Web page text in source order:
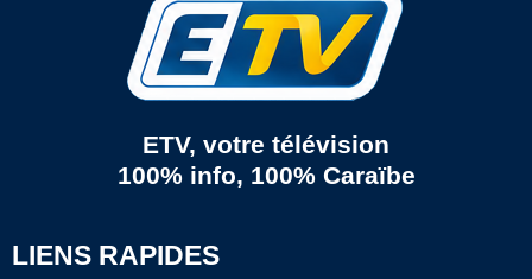
ETV, votre télévision
100% info, 100% Caraïbe
LIENS RAPIDES